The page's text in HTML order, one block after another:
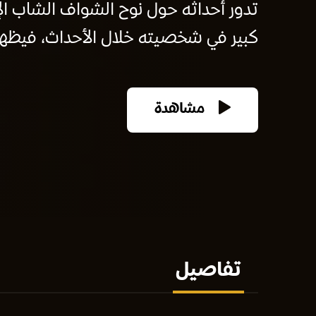
تدور أحداثه حول نوح الشواف الشاب
كبير في شخصيته خلال الأحداث،
مشاهدة
تفاصيل